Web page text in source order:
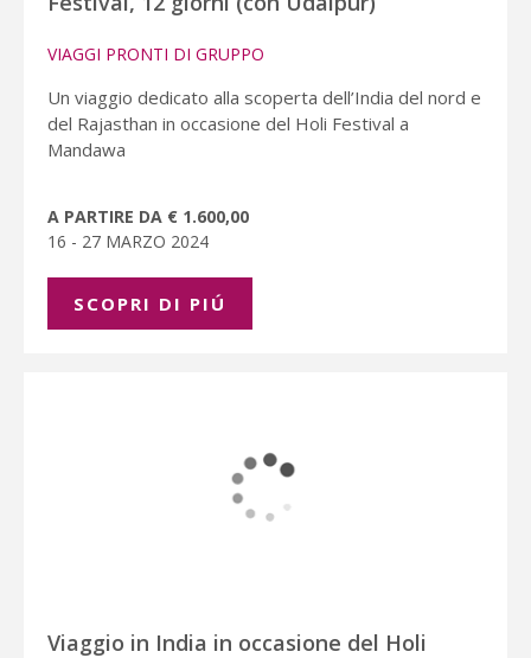
VIAGGI PRONTI DI GRUPPO
Un viaggio dedicato alla scoperta dell’India del nord e
del Rajasthan in occasione del Holi Festival a
Mandawa
A PARTIRE DA € 1.600,00
16 - 27 MARZO 2024
SCOPRI DI PIÚ
Viaggio in India in occasione del Holi